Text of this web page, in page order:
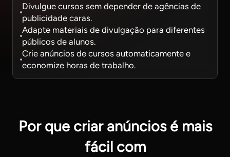
Divulgue cursos sem depender de agências de
publicidade caras.
Adapte materiais de divulgação para diferentes
públicos de alunos.
Crie anúncios de cursos automaticamente e
economize horas de trabalho.
Por que criar anúncios é mais
fácil com